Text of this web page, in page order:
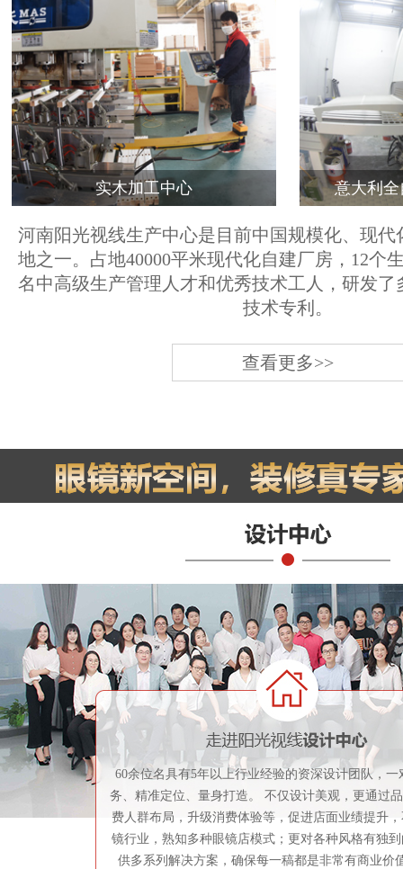
实木加工中心 意大利
河南阳光视线生产中心是目前中国规模化、现代
地之一。占地40000平米现代化自建厂房，12个
名中高级生产管理人才和优秀技术工人，研发了
技术专利。
查看更多>>
60余位名具有5年以上行业经验的资深设计团队，一
务、精准定位、量身打造。 不仅设计美观，更通过
费人群布局，升级消费体验等，促进店面业绩提升
镜行业，熟知多种眼镜店模式；更对各种风格有独
供多系列解决方案，确保每一稿都是非常有商业价